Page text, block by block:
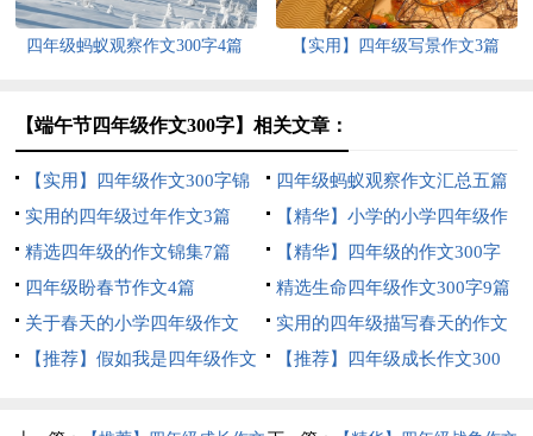
四年级蚂蚁观察作文300字4篇 【实用】四年级写景作文3篇
【端午节四年级作文300字】相关文章：
【实用】四年级作文300字锦
集5篇
四年级蚂蚁观察作文汇总五篇
实用的四年级过年作文3篇
【精华】小学的小学四年级作
文1200字集锦7篇
精选四年级的作文锦集7篇
【精华】四年级的作文300字
合集九篇
四年级盼春节作文4篇
精选生命四年级作文300字9篇
关于春天的小学四年级作文
400字8篇
实用的四年级描写春天的作文
合集六篇
【推荐】假如我是四年级作文
【推荐】四年级成长作文300